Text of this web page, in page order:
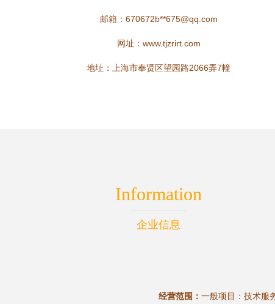
邮箱：670672b**675@qq.com
网址： www.tjzrirt.com
地址：上海市奉贤区望园路2066弄7幢
Information
企业信息
经营范围： 一般项目：技术服